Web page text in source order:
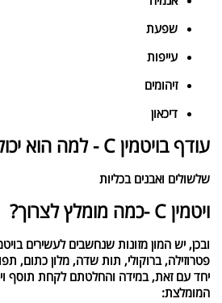
שפעת
עייפות
זיהומים
דיכאון
עודף בויטמין C - למה הוא יכול לגרום?
שלשולים ואבנים בכליות
ויטמין C -כמה מומלץ לצרוך?
פטרוזילה, ברוקולי, תות שדה, מלון כתום,
המומלצת: